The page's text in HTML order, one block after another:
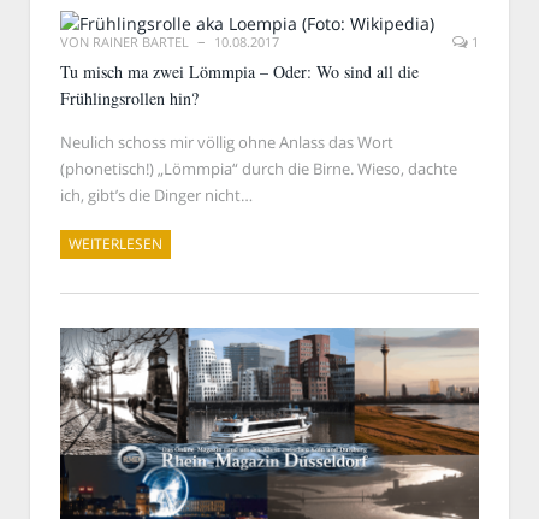
VON RAINER BARTEL 10.08.2017 1
Tu misch ma zwei Lömmpia – Oder: Wo sind all die
Frühlingsrollen hin?
Neulich schoss mir völlig ohne Anlass das Wort
(phonetisch!) „Lömmpia“ durch die Birne. Wieso, dachte
ich, gibt’s die Dinger nicht…
WEITERLESEN